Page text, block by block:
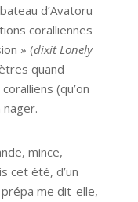
d’Avatoru
coralliennes
» (dixit Lonely
quand
(qu’on
mince,
cet été, d’un
me dit-elle,